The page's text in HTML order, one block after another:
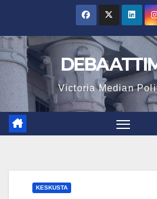
content
Victoria Median
KESKUSTA